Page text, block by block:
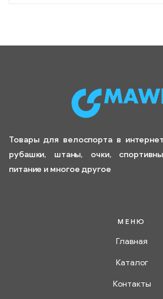
Товары для велоспорта в
рубашки, штаны, очки,
питание и многое другое
МЕНЮ
Главная
Каталог
Контакты